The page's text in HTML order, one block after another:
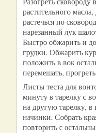
растительного
растечься по
нарезанный лук
Быстро обжарить и
грудки. Обжарить
положить в вок
перемешать,
Листы теста для
минуту в тарелку с
на другую тарелку, в
начинки. Собрать
повторить с